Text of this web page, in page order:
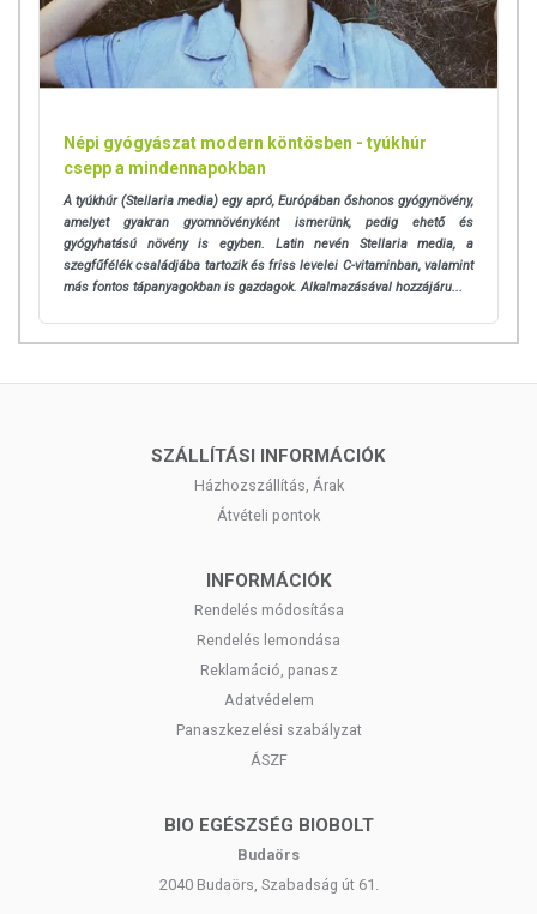
Népi gyógyászat modern köntösben - tyúkhúr
csepp a mindennapokban
A tyúkhúr (Stellaria media) egy apró, Európában őshonos gyógynövény,
amelyet gyakran gyomnövényként ismerünk, pedig ehető és
gyógyhatású növény is egyben. Latin nevén Stellaria media, a
szegfűfélék családjába tartozik és friss levelei C-vitaminban, valamint
más fontos tápanyagokban is gazdagok. Alkalmazásával hozzájáru...
SZÁLLÍTÁSI INFORMÁCIÓK
Házhozszállítás, Árak
Átvételi pontok
INFORMÁCIÓK
Rendelés módosítása
Rendelés lemondása
Reklamáció, panasz
Adatvédelem
Panaszkezelési szabályzat
ÁSZF
BIO EGÉSZSÉG BIOBOLT
Budaörs
2040 Budaörs, Szabadság út 61.